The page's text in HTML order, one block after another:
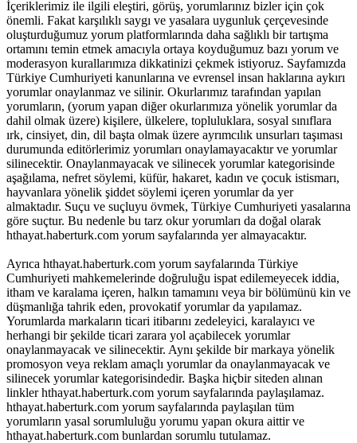
İçeriklerimiz ile ilgili eleştiri, görüş, yorumlarınız bizler için çok
önemli. Fakat karşılıklı saygı ve yasalara uygunluk çerçevesinde
oluşturduğumuz yorum platformlarında daha sağlıklı bir tartışma
ortamını temin etmek amacıyla ortaya koyduğumuz bazı yorum ve
moderasyon kurallarımıza dikkatinizi çekmek istiyoruz. Sayfamızda
Türkiye Cumhuriyeti kanunlarına ve evrensel insan haklarına aykırı
yorumlar onaylanmaz ve silinir. Okurlarımız tarafından yapılan
yorumların, (yorum yapan diğer okurlarımıza yönelik yorumlar da
dahil olmak üzere) kişilere, ülkelere, topluluklara, sosyal sınıflara
ırk, cinsiyet, din, dil başta olmak üzere ayrımcılık unsurları taşıması
durumunda editörlerimiz yorumları onaylamayacaktır ve yorumlar
silinecektir. Onaylanmayacak ve silinecek yorumlar kategorisinde
aşağılama, nefret söylemi, küfür, hakaret, kadın ve çocuk istismarı,
hayvanlara yönelik şiddet söylemi içeren yorumlar da yer
almaktadır. Suçu ve suçluyu övmek, Türkiye Cumhuriyeti yasalarına
göre suçtur. Bu nedenle bu tarz okur yorumları da doğal olarak
hthayat.haberturk.com yorum sayfalarında yer almayacaktır.
Ayrıca hthayat.haberturk.com yorum sayfalarında Türkiye
Cumhuriyeti mahkemelerinde doğruluğu ispat edilemeyecek iddia,
itham ve karalama içeren, halkın tamamını veya bir bölümünü kin ve
düşmanlığa tahrik eden, provokatif yorumlar da yapılamaz.
Yorumlarda markaların ticari itibarını zedeleyici, karalayıcı ve
herhangi bir şekilde ticari zarara yol açabilecek yorumlar
onaylanmayacak ve silinecektir. Aynı şekilde bir markaya yönelik
promosyon veya reklam amaçlı yorumlar da onaylanmayacak ve
silinecek yorumlar kategorisindedir. Başka hiçbir siteden alınan
linkler hthayat.haberturk.com yorum sayfalarında paylaşılamaz.
hthayat.haberturk.com yorum sayfalarında paylaşılan tüm
yorumların yasal sorumluluğu yorumu yapan okura aittir ve
hthayat.haberturk.com bunlardan sorumlu tutulamaz.